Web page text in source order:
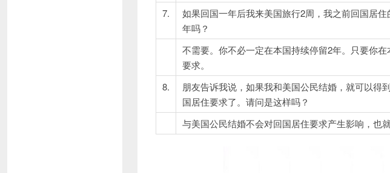
7.
如果回国一年后我来美国旅行2周，我之前回国居
年吗？
不需要。你不必一定在本国持续停留2年。只要你
要求。
8.
朋友告诉我说，如果我和美国公民结婚，就可以得
国居住要求了。请问是这样吗？
与美国公民结婚不会对回国居住要求产生影响，也